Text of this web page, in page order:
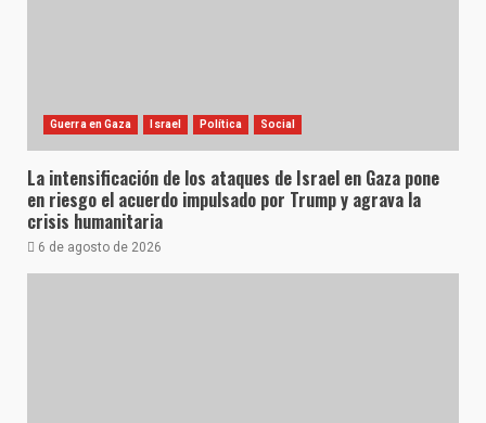
Guerra en Gaza Israel Política Social
La intensificación de los ataques de Israel en Gaza pone
en riesgo el acuerdo impulsado por Trump y agrava la
crisis humanitaria
6 de agosto de 2026